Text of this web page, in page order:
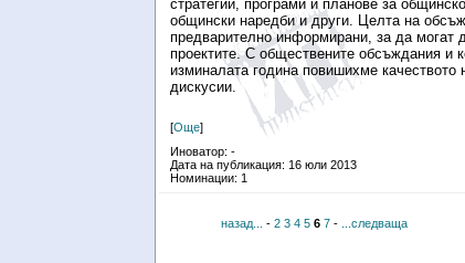
стратегии, програми и планове за
общински наредби и други. Целта на
предварително информирани, за да могат
проектите. С обществените обсъждания и
изминалата година повишихме качеството
дискусии.
[Още]
Иноватор: -
Дата на публикация: 16 юли 2013
Номинации: 1
назад... - 2 3 4 5 6 7- ...следваща